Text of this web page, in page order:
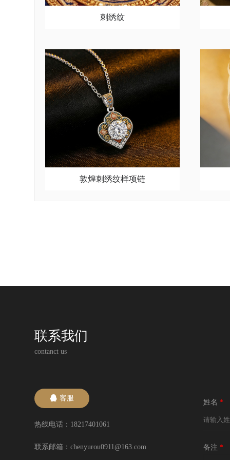
刺绣纹
敦煌刺绣纹样项链
联系我们
contanct us
客服
热线电话：18217401061
联系邮箱：chenyurou0911@163.com
姓名 *
备注 *